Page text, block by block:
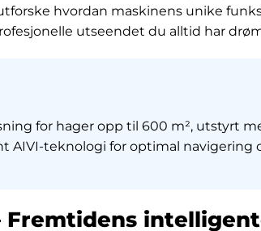
hvordan maskinens unike
utseendet du alltid har
for hager opp til 600 m², utstyrt
AIVI-teknologi for optimal navigering
Fremtidens